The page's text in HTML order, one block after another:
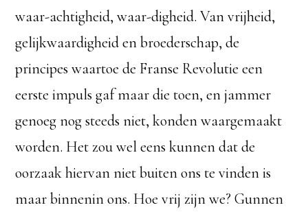
waar-achtigheid, waar-digheid. Van vrijheid,
gelijkwaardigheid en broederschap, de
principes waartoe de Franse Revolutie een
eerste impuls gaf maar die toen, en jammer
genoeg nog steeds niet, konden waargemaakt
worden. Het zou wel eens kunnen dat de
oorzaak hiervan niet buiten ons te vinden is
maar binnenin ons. Hoe vrij zijn we? Gunnen